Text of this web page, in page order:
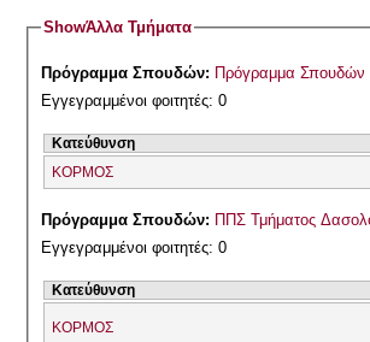
ShowΆλλα Τμήματα
Πρόγραμμα Σπουδών: Πρόγραμμα Σπουδών
Εγγεγραμμένοι φοιτητές: 0
Κατεύθυνση
ΚΟΡΜΟΣ
Πρόγραμμα Σπουδών: ΠΠΣ Τμήματος
Εγγεγραμμένοι φοιτητές: 0
Κατεύθυνση
ΚΟΡΜΟΣ